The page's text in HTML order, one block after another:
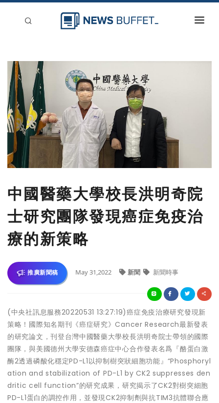
新聞稿分類
登入
刊登
中國醫藥大學校長洪明奇院
士研究團隊發現癌症免疫治
療的新策略
推廣新聞稿 May 31,2022 新聞 新聞時事
(中央社訊息服務20220531 13:27:19)癌症免疫治療研究發現新
策略！國際知名期刊《癌症研究》Cancer Research最新發表
的研究論文，刊登台灣中國醫藥大學校長洪明奇院士帶領的國際
團隊，與美國德州大學安德森癌症中心合作發表名爲『酪蛋白激
酶2透過磷酸化穩定PD-L1以抑制樹突狀細胞功能』“Phosphoryl
ation and stabilization of PD-L1 by CK2 suppresses den
dritic cell function”的研究成果，研究揭示了CK2對樹突細胞
PD-L1蛋白的調控作用，並發現CK2抑制劑與抗TIM3抗體聯合應